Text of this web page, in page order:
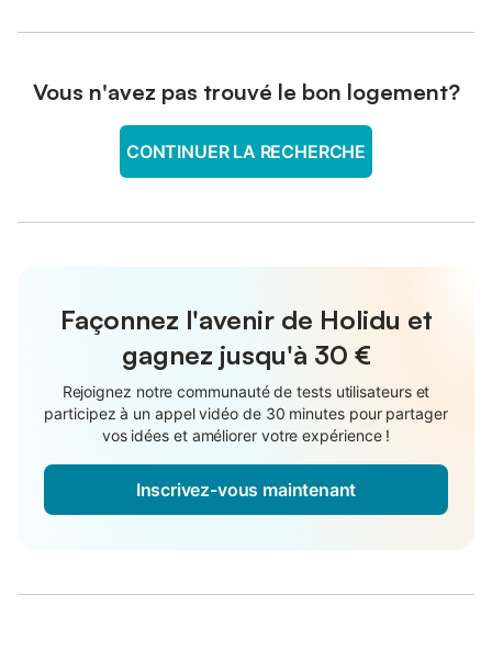
Vous n'avez pas trouvé le bon logement?
CONTINUER LA RECHERCHE
Façonnez l'avenir de Holidu et
gagnez jusqu'à 30 €
Rejoignez notre communauté de tests utilisateurs et
participez à un appel vidéo de 30 minutes pour partager
vos idées et améliorer votre expérience !
Inscrivez-vous maintenant